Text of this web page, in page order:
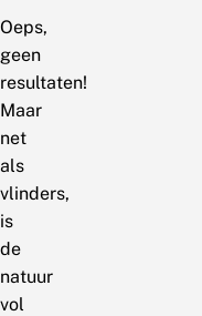
Oeps,
geen
resultaten!
Maar
net
als
vlinders,
is
de
natuur
vol